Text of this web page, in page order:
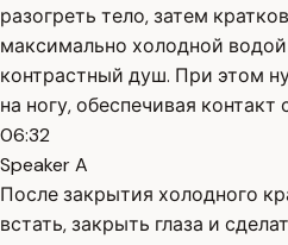
разогреть тело, затем
максимально холодной
контрастный душ. При этом
на ногу, обеспечивая контакт
06:32
Speaker A
После закрытия холодного
встать, закрыть глаза и